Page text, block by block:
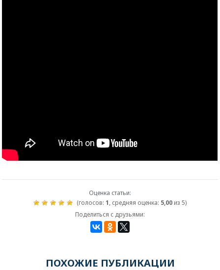
Оценка статьи:
(голосов: 1, средняя оценка: 5,00 из 5)
Поделиться с друзьями:
ПОХОЖИЕ ПУБЛИКАЦИИ